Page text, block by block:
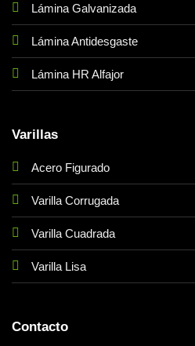
Lámina Galvanizada
Lámina Antidesgaste
Lámina HR Alfajor
Varillas
Acero Figurado
Varilla Corrugada
Varilla Cuadrada
Varilla Lisa
Contacto